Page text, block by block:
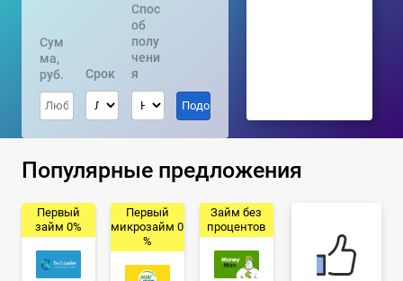
Сум
ма,
руб.
Срок
Спос
об
полу
чени
я
Популярные предложения
Первый
займ 0%
Первый
микрозайм 0
%
Займ без
процентов